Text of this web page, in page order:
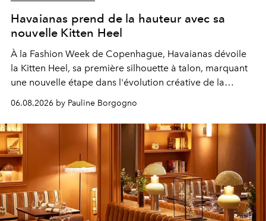
Havaianas prend de la hauteur avec sa
nouvelle Kitten Heel
À la Fashion Week de Copenhague, Havaianas dévoile
la Kitten Heel, sa première silhouette à talon, marquant
une nouvelle étape dans l'évolution créative de la
06.08.2026 by Pauline Borgogno